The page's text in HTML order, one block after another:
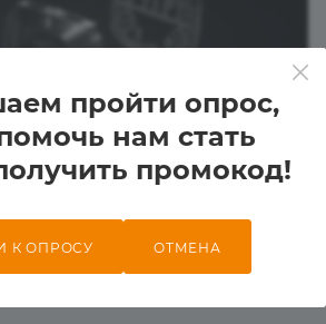
пройти опрос,
нам стать
промокод!
К ОПРОСУ ОТМЕНА